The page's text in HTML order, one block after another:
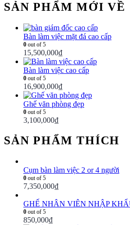
SẢN PHẨM MỚI VỀ
Bàn làm việc mặt đá cao cấp
0 out of 5
15,500,000₫
Bàn làm việc cao cấp
0 out of 5
16,900,000₫
Ghế văn phòng đẹp
0 out of 5
3,100,000₫
SẢN PHẨM THÍCH
Cụm bàn làm việc 2 or 4 người
0 out of 5
7,350,000₫
GHẾ NHÂN VIÊN NHẬP
0 out of 5
850,000₫